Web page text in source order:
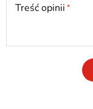
Treść opinii